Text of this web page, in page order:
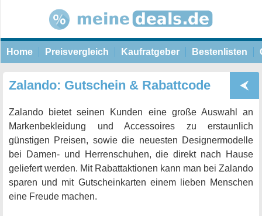
Home Preisvergleich Kaufratgeber Bestenlisten
Zalando: Gutschein & Rabattcode
Zalando bietet seinen Kunden eine große Auswahl an
Markenbekleidung und Accessoires zu erstaunlich
günstigen Preisen, sowie die neuesten Designermodelle
bei Damen- und Herrenschuhen, die direkt nach Hause
geliefert werden. Mit Rabattaktionen kann man bei Zalando
sparen und mit Gutscheinkarten einem lieben Menschen
eine Freude machen.